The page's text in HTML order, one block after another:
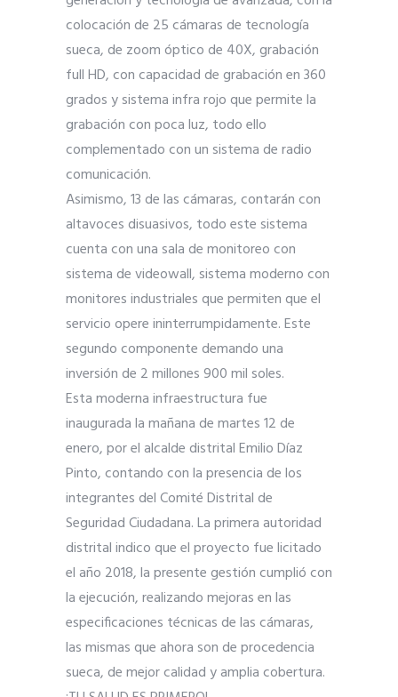
colocación de 25 cámaras de tecnología
sueca, de zoom óptico de 40X, grabación
full HD, con capacidad de grabación en 360
grados y sistema infra rojo que permite la
grabación con poca luz, todo ello
complementado con un sistema de radio
comunicación.
Asimismo, 13 de las cámaras, contarán con
altavoces disuasivos, todo este sistema
cuenta con una sala de monitoreo con
sistema de videowall, sistema moderno con
monitores industriales que permiten que el
servicio opere ininterrumpidamente. Este
segundo componente demando una
inversión de 2 millones 900 mil soles.
Esta moderna infraestructura fue
inaugurada la mañana de martes 12 de
enero, por el alcalde distrital Emilio Díaz
Pinto, contando con la presencia de los
integrantes del Comité Distrital de
Seguridad Ciudadana. La primera autoridad
distrital indico que el proyecto fue licitado
el año 2018, la presente gestión cumplió con
la ejecución, realizando mejoras en las
especificaciones técnicas de las cámaras,
las mismas que ahora son de procedencia
sueca, de mejor calidad y amplia cobertura.